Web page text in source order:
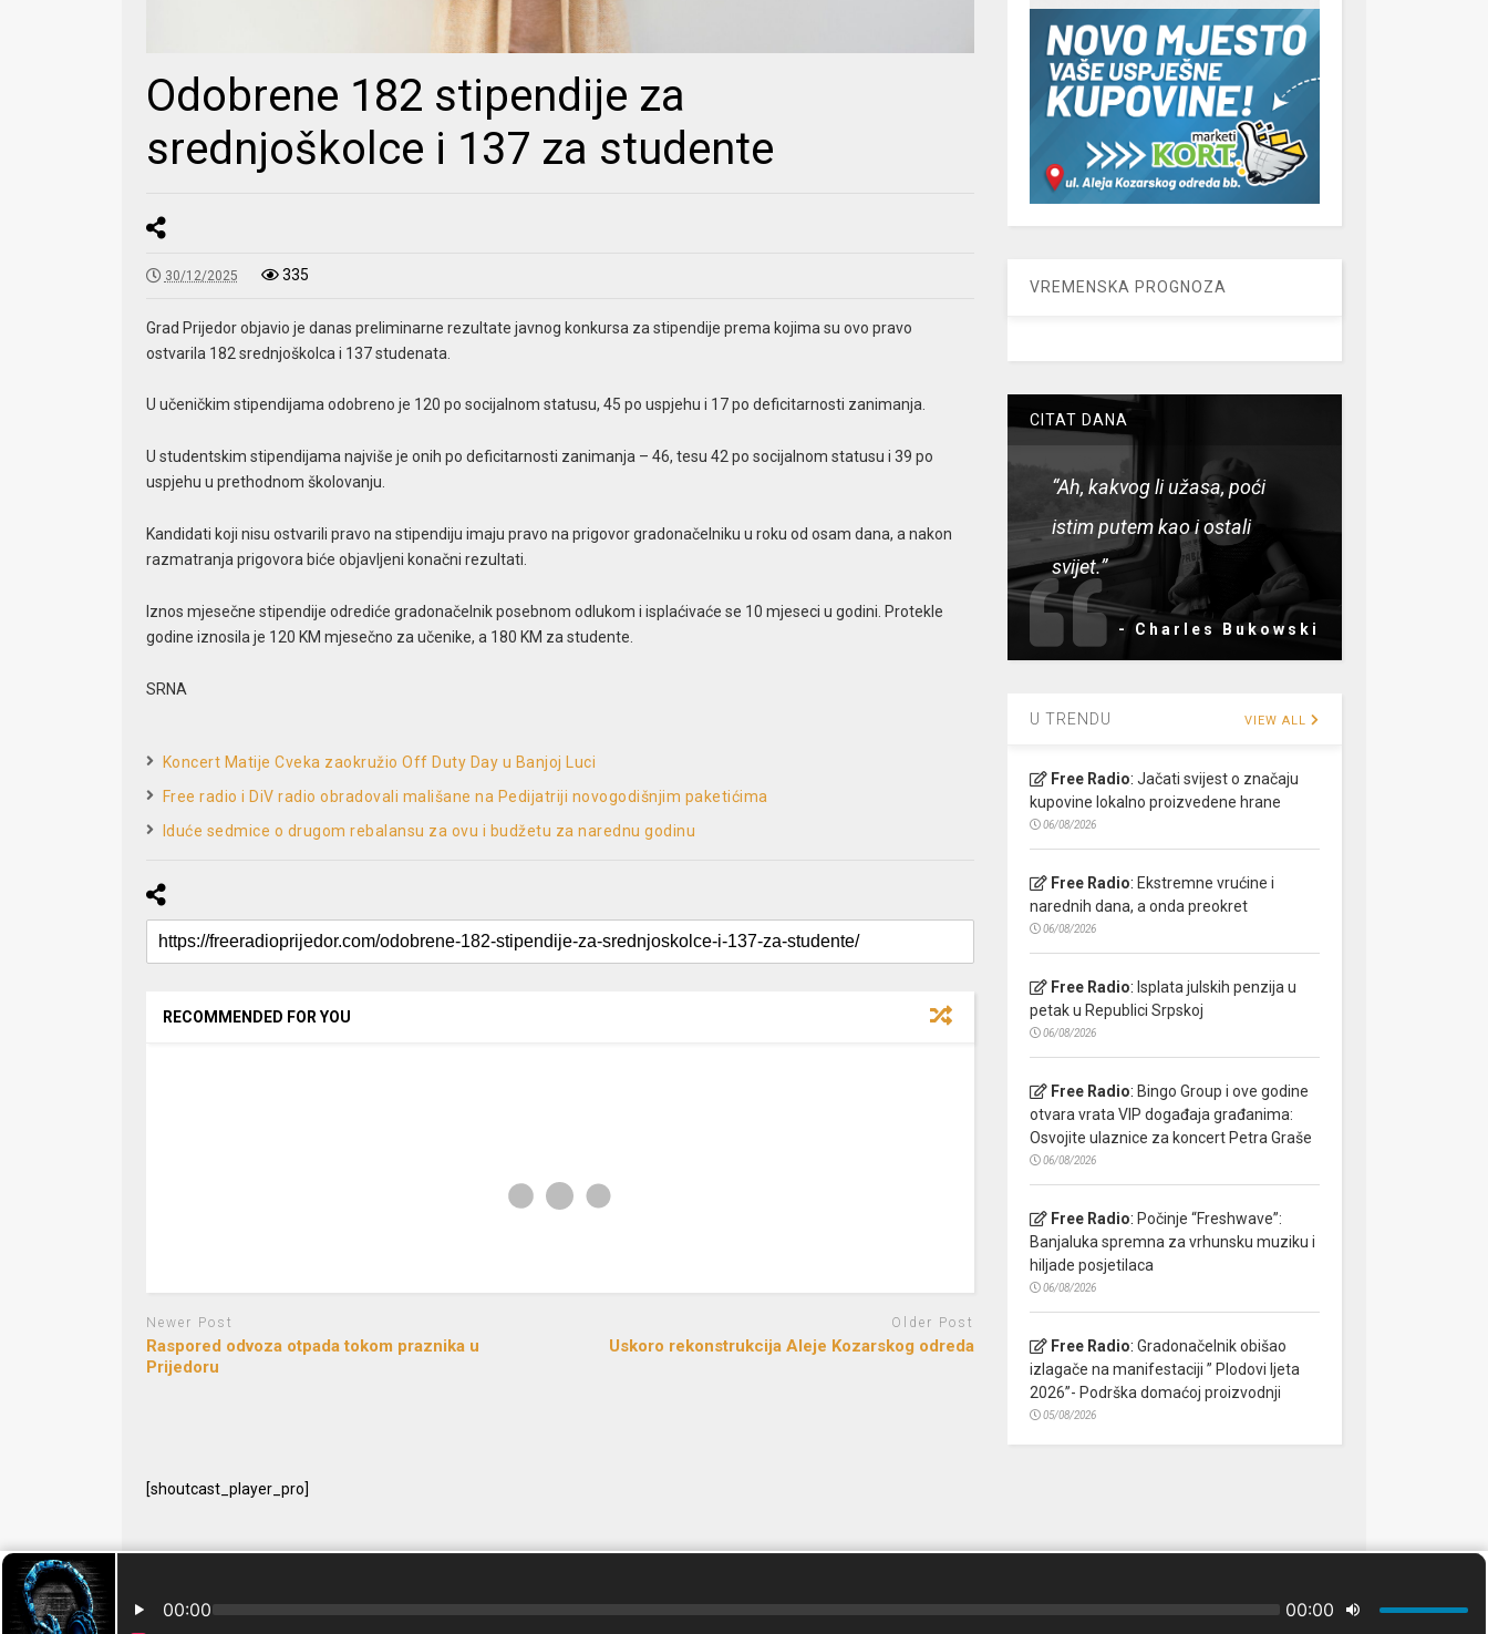
Odobrene 182 stipendije za
srednjoškolce i 137 za studente
30/12/2025 335
Grad Prijedor objavio je danas preliminarne rezultate javnog konkursa za stipendije prema kojima su ovo pravo
ostvarila 182 srednjoškolca i 137 studenata.
U učeničkim stipendijama odobreno je 120 po socijalnom statusu, 45 po uspjehu i 17 po deficitarnosti zanimanja.
U studentskim stipendijama najviše je onih po deficitarnosti zanimanja – 46, tesu 42 po socijalnom statusu i 39 po
uspjehu u prethodnom školovanju.
Kandidati koji nisu ostvarili pravo na stipendiju imaju pravo na prigovor gradonačelniku u roku od osam dana, a nakon
razmatranja prigovora biće objavljeni konačni rezultati.
Iznos mjesečne stipendije odrediće gradonačelnik posebnom odlukom i isplaćivaće se 10 mjeseci u godini. Protekle
godine iznosila je 120 KM mjesečno za učenike, a 180 KM za studente.
SRNA
Koncert Matije Cveka zaokružio Off Duty Day u Banjoj Luci
Free radio i DiV radio obradovali mališane na Pedijatriji novogodišnjim paketićima
Iduće sedmice o drugom rebalansu za ovu i budžetu za narednu godinu
RECOMMENDED FOR YOU
Newer Post
Raspored odvoza otpada tokom praznika u
Prijedoru
Older Post
Uskoro rekonstrukcija Aleje Kozarskog odreda
VREMENSKA PROGNOZA
CITAT DANA
“Ah, kakvog li užasa, poći
istim putem kao i ostali
svijet.”
- Charles Bukowski
U TRENDU VIEW ALL
Free Radio: Jačati svijest o značaju
kupovine lokalno proizvedene hrane
06/08/2026
Free Radio: Ekstremne vrućine i
narednih dana, a onda preokret
06/08/2026
Free Radio: Isplata julskih penzija u
petak u Republici Srpskoj
06/08/2026
Free Radio: Bingo Group i ove godine
otvara vrata VIP događaja građanima:
Osvojite ulaznice za koncert Petra Graše
06/08/2026
Free Radio: Počinje “Freshwave”:
Banjaluka spremna za vrhunsku muziku i
hiljade posjetilaca
06/08/2026
Free Radio: Gradonačelnik obišao
izlagače na manifestaciji ” Plodovi ljeta
2026”- Podrška domaćoj proizvodnji
05/08/2026
[shoutcast_player_pro]